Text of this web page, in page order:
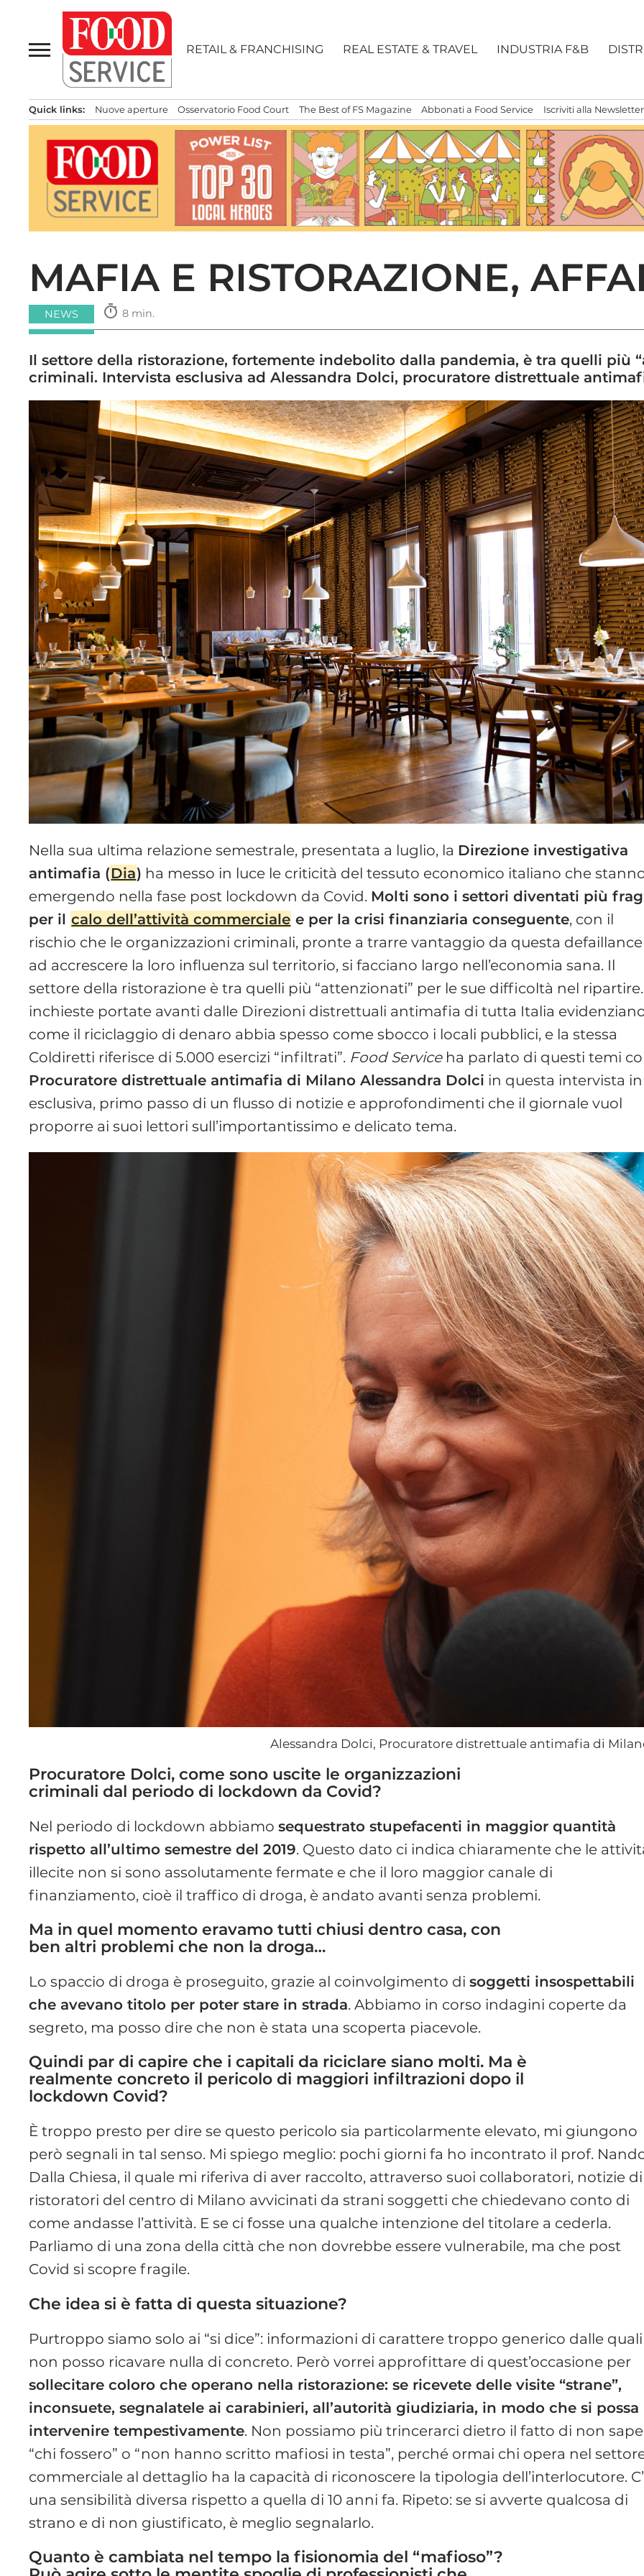
contenuto
RETAIL & FRANCHISING REAL ESTATE & TRAVEL INDUSTRIA F&B
Quick links: Nuove aperture Osservatorio Food Court The Best of FS Magazine Abbonati a Food Service Iscriviti alla Newsletter
MAFIA E RISTORAZIONE,
NEWS timer 8 min.
Il settore della ristorazione, fortemente indebolito dalla pandemia, è tra quelli più
criminali. Intervista esclusiva ad Alessandra Dolci, procuratore distrettuale
Nella sua ultima relazione semestrale, presentata a luglio, la Direzione investigativa
antimafia (Dia) ha messo in luce le criticità del tessuto economico italiano che
emergendo nella fase post lockdown da Covid. Molti sono i settori diventati più
per il calo dell’attività commerciale e per la crisi finanziaria conseguente, con il
rischio che le organizzazioni criminali, pronte a trarre vantaggio da questa
ad accrescere la loro influenza sul territorio, si facciano largo nell’economia sana. Il
settore della ristorazione è tra quelli più “attenzionati” per le sue difficoltà nel
inchieste portate avanti dalle Direzioni distrettuali antimafia di tutta Italia
come il riciclaggio di denaro abbia spesso come sbocco i locali pubblici, e la stessa
Coldiretti riferisce di 5.000 esercizi “infiltrati”. Food Serviceha parlato di questi temi
Procuratore distrettuale antimafia di Milano Alessandra Dolci in questa intervista in
esclusiva, primo passo di un flusso di notizie e approfondimenti che il giornale vuol
proporre ai suoi lettori sull’importantissimo e delicato tema.
Alessandra Dolci, Procuratore distrettuale antimafia di
Procuratore Dolci, come sono uscite le organizzazioni
criminali dal periodo di lockdown da Covid?
Nel periodo di lockdown abbiamosequestrato stupefacenti in maggior quantità
rispetto all’ultimo semestre del 2019. Questo dato ci indica chiaramente che le
illecite non si sono assolutamente fermate e che il loro maggior canale di
finanziamento, cioè il traffico di droga, è andato avanti senza problemi.
Ma in quel momento eravamo tutti chiusi dentro casa, con
ben altri problemi che non la droga…
Lo spaccio di droga è proseguito, grazie al coinvolgimento disoggetti insospettabili
che avevano titolo per poter stare in strada. Abbiamo in corso indagini coperte da
segreto, ma posso dire che non è stata una scoperta piacevole.
Quindi par di capire che i capitali da riciclare siano molti. Ma è
realmente concreto il pericolo di maggiori infiltrazioni dopo il
lockdown Covid?
È troppo presto per dire se questo pericolo sia particolarmente elevato, mi giungono
però segnali in tal senso. Mi spiego meglio: pochi giorni fa ho incontrato il prof.
Dalla Chiesa, il quale mi riferiva di aver raccolto, attraverso suoi collaboratori, notizie di
ristoratori del centro di Milano avvicinati da strani soggetti che chiedevano conto di
come andasse l’attività. E se ci fosse una qualche intenzione del titolare a cederla.
Parliamo di una zona della città che non dovrebbe essere vulnerabile, ma che post
Covid si scopre fragile.
Che idea si è fatta di questa situazione?
Purtroppo siamo solo ai “si dice”: informazioni di carattere troppo generico dalle quali
non posso ricavare nulla di concreto. Però vorrei approfittare di quest’occasione per
sollecitare coloro che operano nella ristorazione: se ricevete delle visite “strane”,
inconsuete, segnalatele ai carabinieri, all’autorità giudiziaria, in modo che si possa
intervenire tempestivamente. Non possiamo più trincerarci dietro il fatto di non
“chi fossero” o “non hanno scritto mafiosi in testa”, perché ormai chi opera nel
commerciale al dettaglio ha la capacità di riconoscere la tipologia dell’interlocutore.
una sensibilità diversa rispetto a quella di 10 anni fa. Ripeto: se si avverte qualcosa di
strano e di non giustificato, è meglio segnalarlo.
Quanto è cambiata nel tempo la fisionomia del “mafioso”?